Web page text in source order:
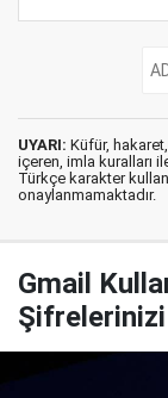
UYARI: Küfür,
içeren, imla kuralları
Türkçe karakter
onaylanmamaktadır.
Gmail